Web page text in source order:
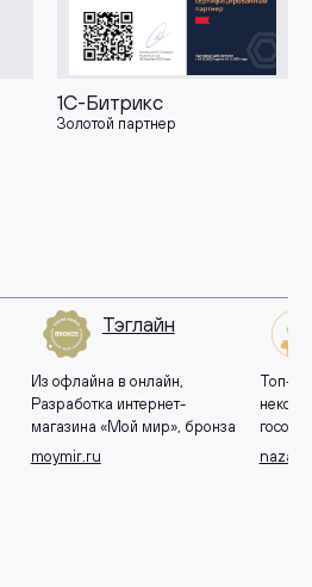
1С-Битрикс
Золотой партнер
Тэглайн
Из офлайна в онлайн,
Разработка интернет-
магазина «Мой мир», бронза
moymir.ru
Топ-10